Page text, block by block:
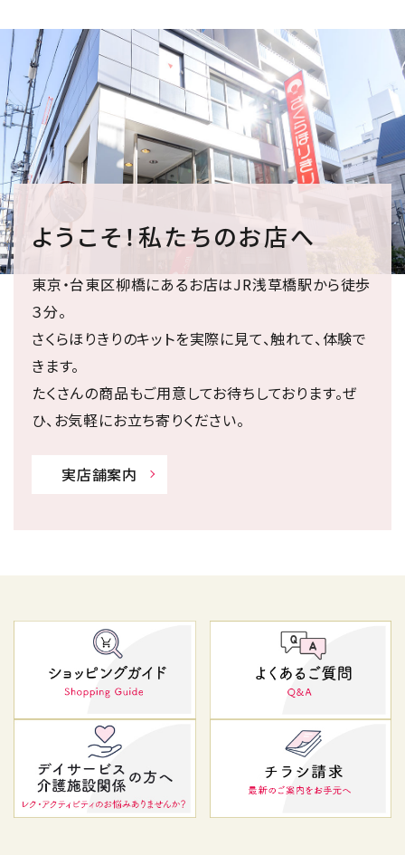
ようこそ！私たちのお店へ
東京・台東区柳橋にあるお店はJR浅草橋駅から徒歩
３分。
さくらほりきりのキットを実際に見て、触れて、体験で
きます。
たくさんの商品もご用意してお待ちしております。ぜ
ひ、お気軽にお立ち寄りください。
実店舗案内